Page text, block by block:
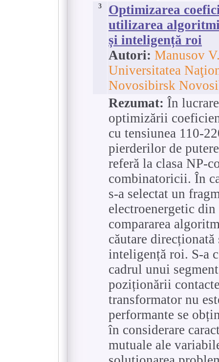
3
Optimizarea
utilizarea
și inteligență roi
Autori: Manusov
Universitatea
Novosibirsk
Rezumat: În
optimizării
cu tensiunea 110-
pierderilor de
referă la clasa NP-
combinatoricii. În
s-a selectat un
electroenergetic
compararea
căutare
inteligență roi. S-a
cadrul unui
poziționării
transformator nu
performante se
în considerare
mutuale ale